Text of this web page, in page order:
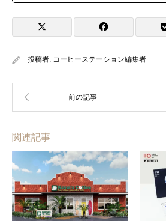
投稿者: コーヒーステーション編集者
関連記事